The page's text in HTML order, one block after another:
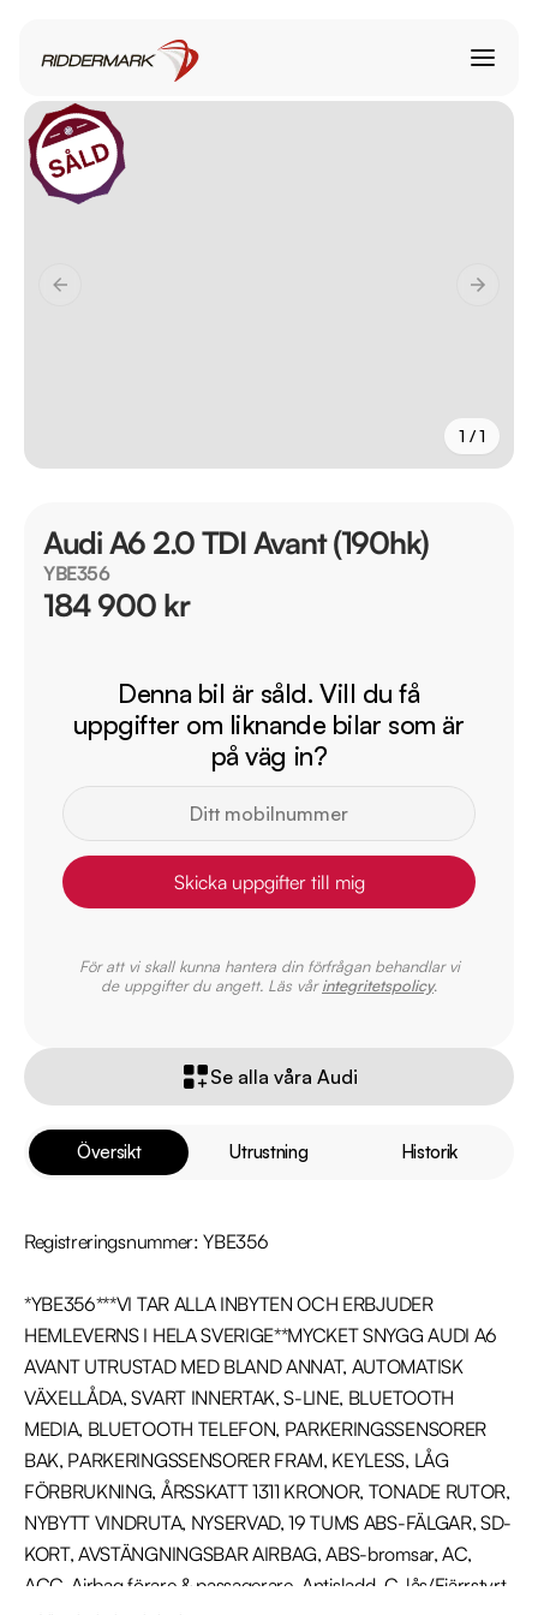
1 / 1
Översikt Utrustning Historik
Registreringsnummer: YBE356
*YBE356***VI TAR ALLA INBYTEN OCH ERBJUDER
HEMLEVERNS I HELA SVERIGE**MYCKET SNYGG AUDI A6
AVANT UTRUSTAD MED BLAND ANNAT, AUTOMATISK
VÄXELLÅDA, SVART INNERTAK, S-LINE, BLUETOOTH
MEDIA, BLUETOOTH TELEFON, PARKERINGSSENSORER
BAK, PARKERINGSSENSORER FRAM, KEYLESS, LÅG
FÖRBRUKNING, ÅRSSKATT 1311 KRONOR, TONADE RUTOR,
NYBYTT VINDRUTA, NYSERVAD, 19 TUMS ABS-FÄLGAR, SD-
KORT, AVSTÄNGNINGSBAR AIRBAG, ABS-bromsar, AC,
ACC, Airbag förare & passagerare, Antisladd, C-lås/Fjärrstyrt,
Audi A6 2.0 TDI Avant (190hk)
YBE356
184 900 kr
Denna bil är såld. Vill du få
uppgifter om liknande bilar som är
på väg in?
Skicka uppgifter till mig
För att vi skall kunna hantera din förfrågan behandlar vi
de uppgifter du angett. Läs vårintegritetspolicy.
Se alla våra Audi